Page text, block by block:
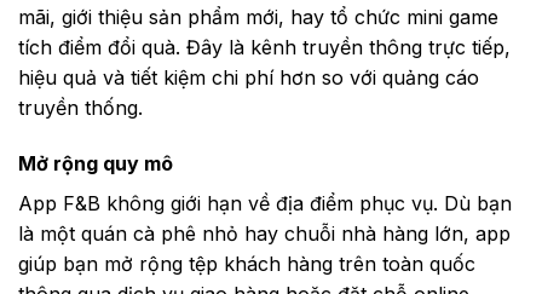
mãi, giới thiệu sản phẩm mới, hay tổ chức mini game
tích điểm đổi quà. Đây là kênh truyền thông trực tiếp,
hiệu quả và tiết kiệm chi phí hơn so với quảng cáo
truyền thống.
Mở rộng quy mô
App F&B không giới hạn về địa điểm phục vụ. Dù bạn
là một quán cà phê nhỏ hay chuỗi nhà hàng lớn, app
giúp bạn mở rộng tệp khách hàng trên toàn quốc